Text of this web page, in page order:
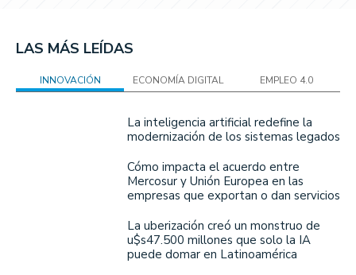
LAS MÁS LEÍDAS
INNOVACIÓN ECONOMÍA DIGITAL EMPLEO 4.0
La inteligencia artificial redefine la
modernización de los sistemas legados
Cómo impacta el acuerdo entre
Mercosur y Unión Europea en las
empresas que exportan o dan servicios
La uberización creó un monstruo de
u$s47.500 millones que solo la IA
puede domar en Latinoamérica